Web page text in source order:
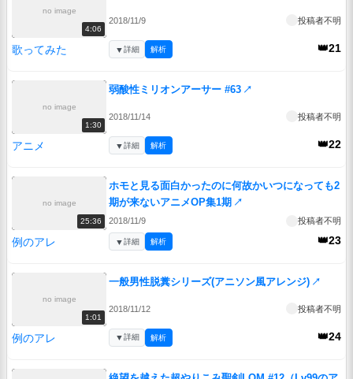
no image
4:06
2018/11/9 投稿者不明
歌ってみた 👑21
▼詳細 解析
no image
1:30
弱酸性ミリオンアーサー #63 ↗
2018/11/14 投稿者不明
アニメ 👑22
▼詳細 解析
no image
25:36
ホモと見る面白かったのに何故かいつになっても2
期が来ないアニメOP集1期 ↗
2018/11/9 投稿者不明
例のアレ 👑23
▼詳細 解析
no image
1:01
一般男性脱糞シリーズ(アニソン風アレンジ) ↗
2018/11/12 投稿者不明
例のアレ 👑24
▼詳細 解析